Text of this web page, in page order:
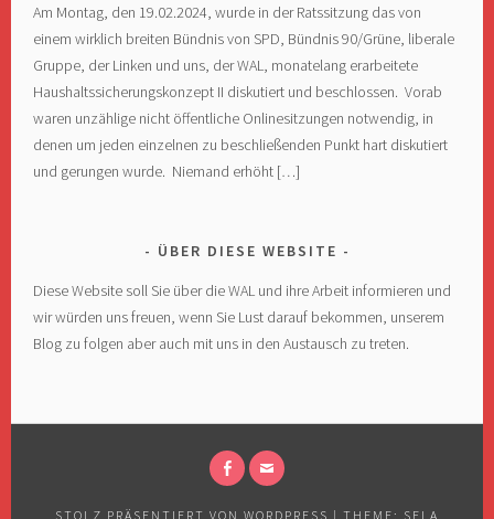
Am Montag, den 19.02.2024, wurde in der Ratssitzung das von
einem wirklich breiten Bündnis von SPD, Bündnis 90/Grüne, liberale
Gruppe, der Linken und uns, der WAL, monatelang erarbeitete
Haushaltssicherungskonzept II diskutiert und beschlossen. Vorab
waren unzählige nicht öffentliche Onlinesitzungen notwendig, in
denen um jeden einzelnen zu beschließenden Punkt hart diskutiert
und gerungen wurde. Niemand erhöht […]
ÜBER DIESE WEBSITE
Diese Website soll Sie über die WAL und ihre Arbeit informieren und
wir würden uns freuen, wenn Sie Lust darauf bekommen, unserem
Blog zu folgen aber auch mit uns in den Austausch zu treten.
MAIL
STOLZ PRÄSENTIERT VON WORDPRESS | THEME: SELA